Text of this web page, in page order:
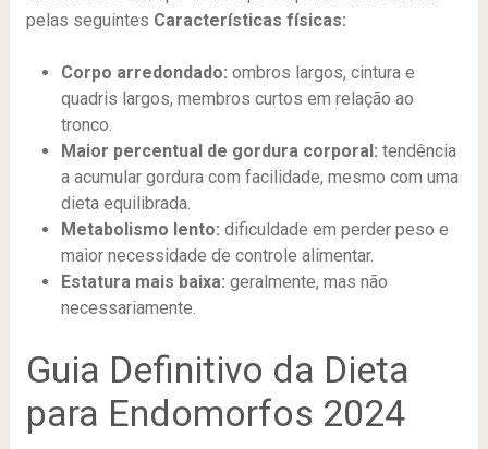
pelas seguintes Características físicas:
Corpo arredondado: ombros largos, cintura e
quadris largos, membros curtos em relação ao
tronco.
Maior percentual de gordura corporal: tendência
a acumular gordura com facilidade, mesmo com uma
dieta equilibrada.
Metabolismo lento: dificuldade em perder peso e
maior necessidade de controle alimentar.
Estatura mais baixa: geralmente, mas não
necessariamente.
Guia Definitivo da Dieta
para Endomorfos 2024